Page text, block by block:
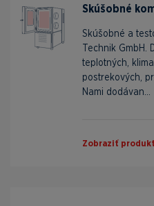
Skúšobné
Skúšobné a
Technik GmbH.
teplotných,
postrekových,
Nami dodávan...
Zobraziť